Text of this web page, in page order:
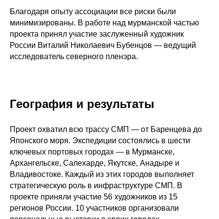
Благодаря опыту ассоциации все риски были
минимизированы. В работе над мурманской частью
проекта принял участие заслуженный художник
России Виталий Николаевич Бубенцов — ведущий
исследователь северного пленэра.
География и результаты
Проект охватил всю трассу СМП — от Баренцева до
Японского моря. Экспедиции состоялись в шести
ключевых портовых городах — в Мурманске,
Архангельске, Салехарде, Якутске, Анадыре и
Владивостоке. Каждый из этих городов выполняет
стратегическую роль в инфраструктуре СМП. В
проекте приняли участие 56 художников из 15
регионов России. 10 участников организовали